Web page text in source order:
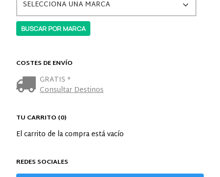
COSTES DE ENVÍO
GRATIS *
Consultar Destinos
TU CARRITO (0)
El carrito de la compra está vacío
REDES SOCIALES